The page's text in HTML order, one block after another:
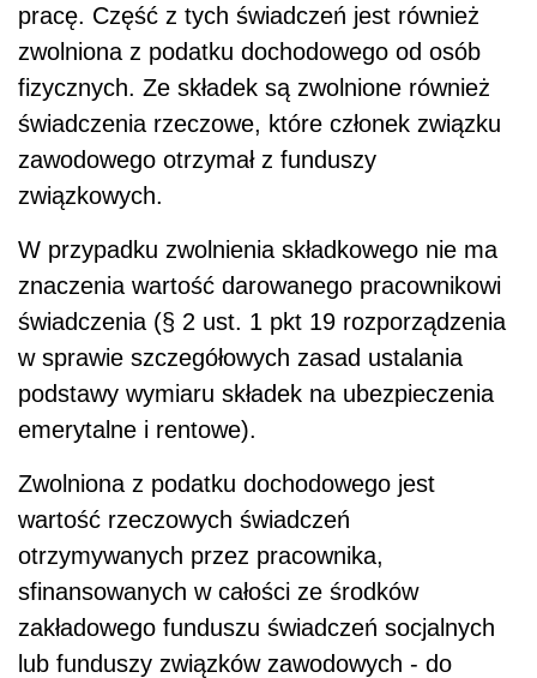
pracę. Część z tych świadczeń jest również
zwolniona z podatku dochodowego od osób
fizycznych. Ze składek są zwolnione również
świadczenia rzeczowe, które członek związku
zawodowego otrzymał z funduszy
związkowych.
W przypadku zwolnienia składkowego nie ma
znaczenia wartość darowanego pracownikowi
świadczenia (§ 2 ust. 1 pkt 19 rozporządzenia
w sprawie szczegółowych zasad ustalania
podstawy wymiaru składek na ubezpieczenia
emerytalne i rentowe).
Zwolniona z podatku dochodowego jest
wartość rzeczowych świadczeń
otrzymywanych przez pracownika,
sfinansowanych w całości ze środków
zakładowego funduszu świadczeń socjalnych
lub funduszy związków zawodowych - do